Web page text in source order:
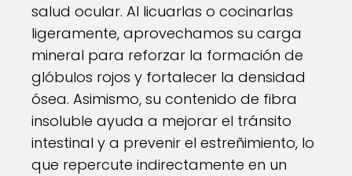
salud ocular. Al licuarlas o cocinarlas
ligeramente, aprovechamos su carga
mineral para reforzar la formación de
glóbulos rojos y fortalecer la densidad
ósea. Asimismo, su contenido de fibra
insoluble ayuda a mejorar el tránsito
intestinal y a prevenir el estreñimiento, lo
que repercute indirectamente en un